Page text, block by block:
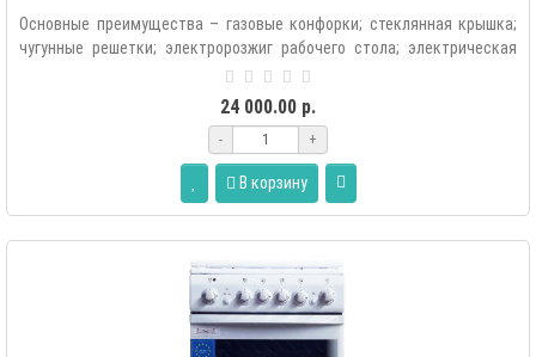
Основные преимущества – газовые конфорки; стеклянная крышка;
чугунные решетки; электророзжиг рабочего стола; электрическая
24 000.00 р.
- +
В корзину